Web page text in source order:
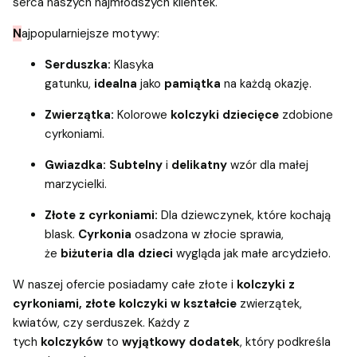
Najpopularniejsze motywy:
Serduszka: Klasyka
gatunku, idealna jako pamiątka na każdą okazję.
Zwierzątka: Kolorowe kolczyki dziecięce zdobione
cyrkoniami.
Gwiazdka: Subtelny i delikatny wzór dla małej
marzycielki.
Złote z cyrkoniami: Dla dziewczynek, które kochają
blask. Cyrkonia osadzona w złocie sprawia,
że biżuteria dla dzieci wygląda jak małe arcydzieło.
W naszej ofercie posiadamy całe złote i kolczyki z
cyrkoniami, złote kolczyki w kształcie zwierzątek,
kwiatów, czy serduszek. Każdy z
tych kolczyków to wyjątkowy dodatek, który podkreśla